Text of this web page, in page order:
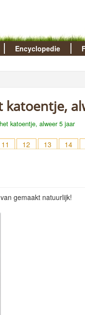
Encyclopedie
katoentje,
katoentje, alweer 5 jaar
11 12 13 14
gemaakt natuurlijk!